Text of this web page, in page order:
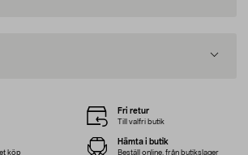
Fri retur
Till valfri butik
köp
Hämta i butik
Beställ online, från butikslager